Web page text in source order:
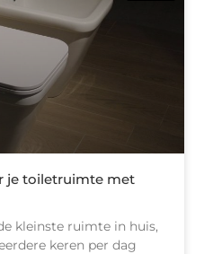
je toiletruimte met
kleinste ruimte in huis,
keren per dag